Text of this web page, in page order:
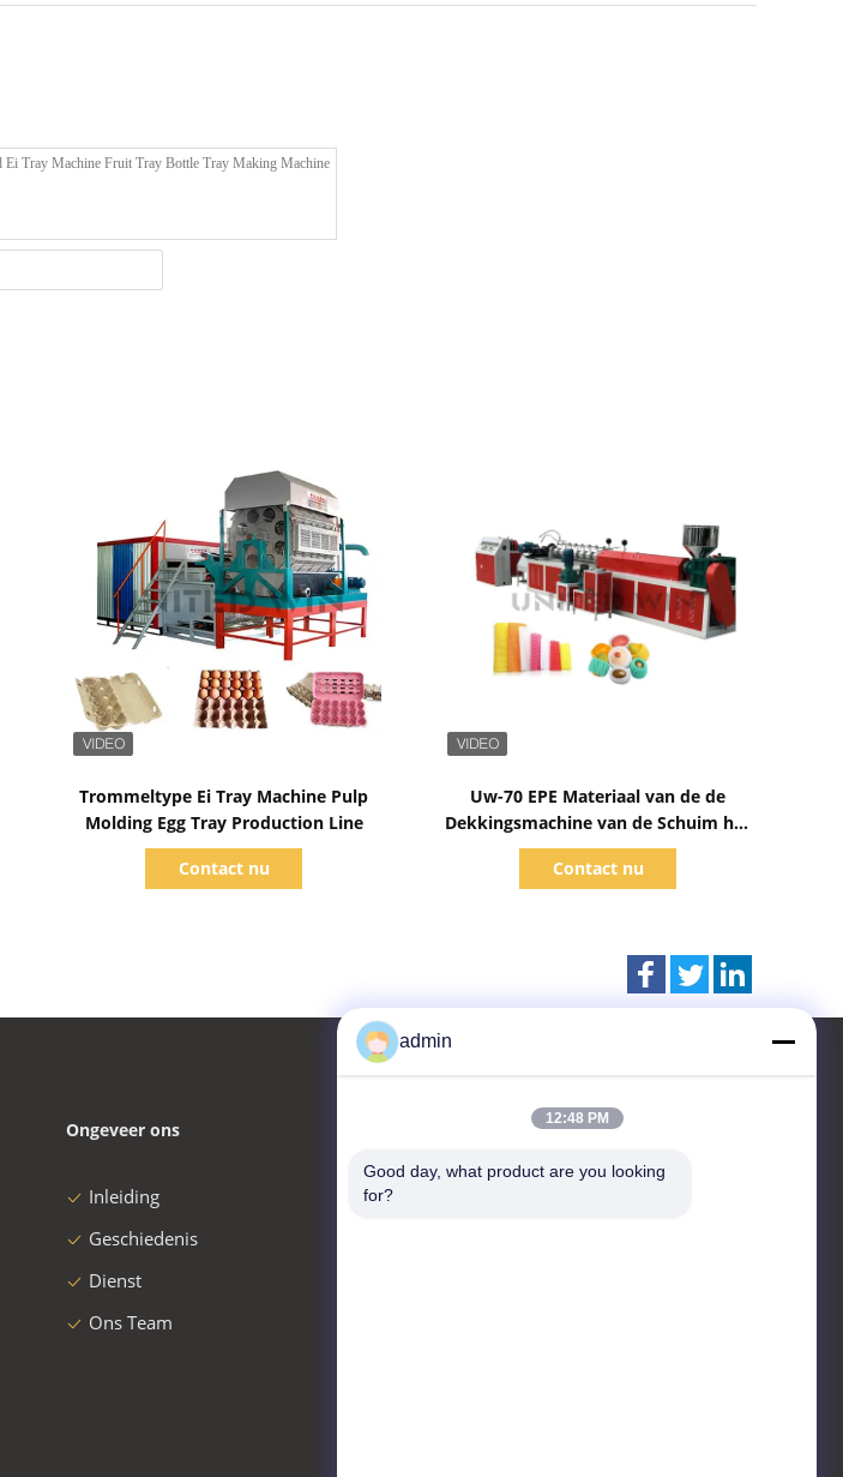
Trommeltype Ei Tray Machine Pulp
Molding Egg Tray Production Line
Contact nu
Uw-70 EPE Materiaal van de de
Dekkingsmachine van de Schuim het
Netto Productielijn Netto
Contact nu
Ongeveer ons
Inleiding
Geschiedenis
Dienst
Ons Team
Contacteer ons
CHANGZHOU UNITED WIN
admin
12:48 PM
Good day, what product are you looking
for?